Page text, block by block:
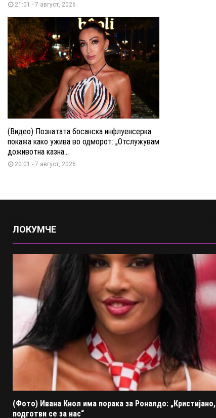
21:01 - 7 август, 2026
(Видео) Познатата босанска инфлуенсерка
покажа како ужива во одморот: „Отслужувам
доживотна казна...
20:01 - 7 август, 2026
ЛОКУМЧЕ
(Фото) Ивана Кнол има порака за Роналдо: „Кристијано,
подготви се за нас“